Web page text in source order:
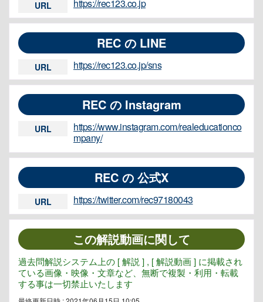
URL https://rec123.co.jp
REC の LINE
URL https://rec123.co.jp/sns
REC の Instagram
URL
https://www.instagram.com/realeducationco
mpany/
REC の 公式X
URL https://twitter.com/rec97180043
この解説動画に関して
過去問解説システム上の [ 解説 ] , [ 解説動画 ] に掲載され
ている画像・映像・文章など、無断で複製・利用・転載
する事は一切禁止いたします